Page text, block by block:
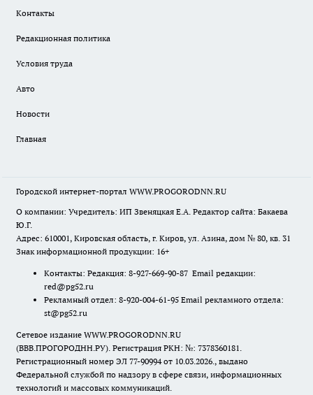
Контакты
Редакционная политика
Условия труда
Авто
Новости
Главная
Городской интернет-портал WWW.PROGORODNN.RU
О компании: Учредитель: ИП Звеняцкая Е.А. Редактор сайта: Бакаева
Ю.Г.
Адрес: 610001, Кировская область, г. Киров, ул. Азина, дом № 80, кв. 31
Знак информационной продукции: 16+
Контакты: Редакция: 8-927-669-90-87 Email редакции:
red@pg52.ru
Рекламный отдел: 8-920-004-61-95 Email рекламного отдела:
st@pg52.ru
Сетевое издание WWW.PROGORODNN.RU
(ВВВ.ПРОГОРОДНН.РУ). Регистрация РКН: №: 7378360181.
Регистрационный номер ЭЛ 77-90994 от 10.03.2026., выдано
Федеральной службой по надзору в сфере связи, информационных
технологий и массовых коммуникаций.